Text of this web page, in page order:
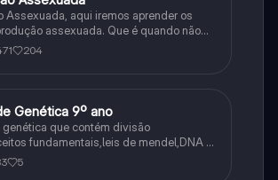
Assexuada, aqui iremos aprender os
assexuada. Que é quando não
de gametas.
204
Genética 9º ano
genética que contém divisão
fundamentais,leis de mendel,DNA e
5